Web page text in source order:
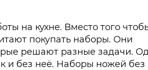
на кухне. Вместо того
покупать наборы. Они
решают разные задачи.
и без неё. Наборы ножей без